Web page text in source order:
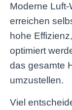
Moderne
erreichen
hohe
optimiert
das gesamte
umzustellen.
Viel